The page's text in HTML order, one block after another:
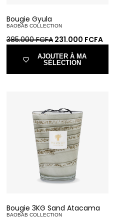
Bougie Gyula
BAOBAB COLLECTION
385.000FCFA 231.000 FCFA
AJOUTER À MA
SÉLECTION
Bougie 3KG Sand Atacama
BAOBAB COLLECTION